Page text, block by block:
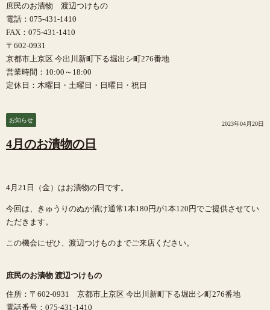
庶民のお漬物 渡辺つけもの
電話：075-431-1410
FAX：075-431-1410
〒602-0931
京都市上京区 今出川新町下る堀出シ町276番地
営業時間：10:00～18:00
定休日：木曜日・土曜日・日曜日・祝日
お知らせ
2023年04月20日
4月のお漬物の日
4月21日（金）はお漬物の日です。
今回は、きゅうりのぬか漬け通常1本180円が1本120円でご提供させてい
ただきます。
この機会にぜひ、渡辺つけものまでご来店ください。
庶民のお漬物 渡辺つけもの
住所：〒602-0931 京都市上京区 今出川新町下る堀出シ町276番地
電話番号：075-431-1410